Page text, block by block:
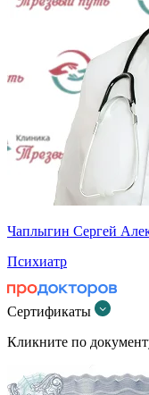
Чаплыгин Сергей
Психиатр
Сертификаты
Кликните по